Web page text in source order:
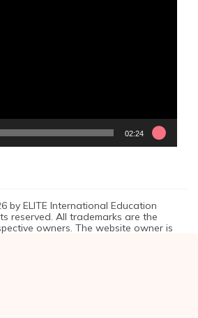
02:24
by ELITE International Education
reserved. All trademarks are the
owners. The website owner is